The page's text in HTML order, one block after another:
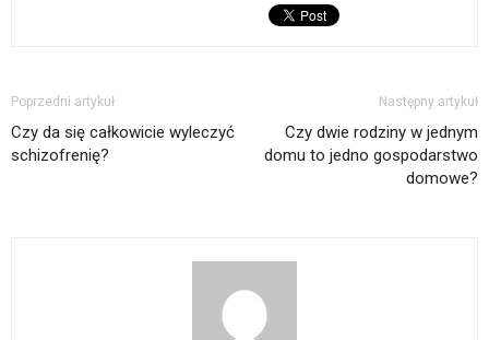
Poprzedni artykuł
Czy da się całkowicie wyleczyć
schizofrenię?
Następny artykuł
Czy dwie rodziny w jednym
domu to jedno gospodarstwo
domowe?